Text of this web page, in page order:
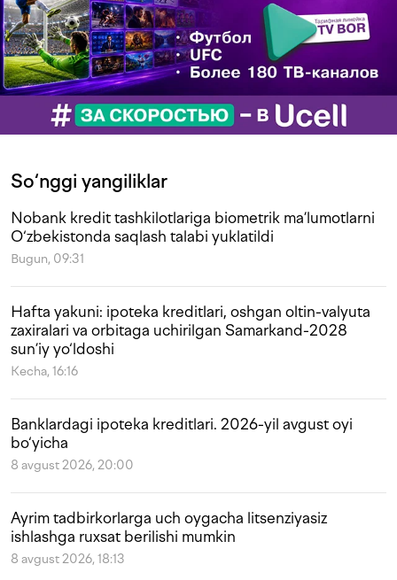
So‘nggi yangiliklar
Nobank kredit tashkilotlariga biometrik ma’lumotlarni
O‘zbekistonda saqlash talabi yuklatildi
Bugun, 09:31
Hafta yakuni: ipoteka kreditlari, oshgan oltin-valyuta
zaxiralari va orbitaga uchirilgan Samarkand-2028
sun’iy yo‘ldoshi
Kecha, 16:16
Banklardagi ipoteka kreditlari. 2026-yil avgust oyi
bo‘yicha
8 avgust 2026, 20:00
Ayrim tadbirkorlarga uch oygacha litsenziyasiz
ishlashga ruxsat berilishi mumkin
8 avgust 2026, 18:13